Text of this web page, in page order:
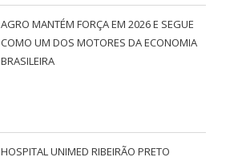
AGRO MANTÉM FORÇA EM 2026 E SEGUE
COMO UM DOS MOTORES DA ECONOMIA
BRASILEIRA
HOSPITAL UNIMED RIBEIRÃO PRETO